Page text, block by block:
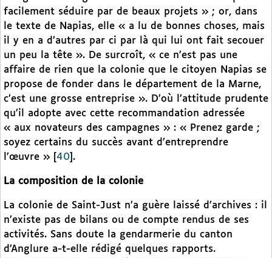
facilement séduire par de beaux projets » ; or, dans
le texte de Napias, elle « a lu de bonnes choses, mais
il y en a d’autres par ci par là qui lui ont fait secouer
un peu la tête ». De surcroît, « ce n’est pas une
affaire de rien que la colonie que le citoyen Napias se
propose de fonder dans le département de la Marne,
c’est une grosse entreprise ». D’où l’attitude prudente
qu’il adopte avec cette recommandation adressée
« aux novateurs des campagnes » : « Prenez garde ;
soyez certains du succès avant d’entreprendre
l’œuvre »
40 .
La composition de la colonie
La colonie de Saint-Just n’a guère laissé d’archives : il
n’existe pas de bilans ou de compte rendus de ses
activités. Sans doute la gendarmerie du canton
d’Anglure a-t-elle rédigé quelques rapports.